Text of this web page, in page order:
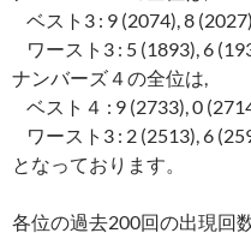
ベスト3 : 9 (2074), 8
ワースト3 : 5 (1893), 6
ナンバーズ４の全位は,
ベスト４ : 9 (2733), 0
ワースト3 : 2 (2513), 6
となっております。
各位の過去200回の出現回